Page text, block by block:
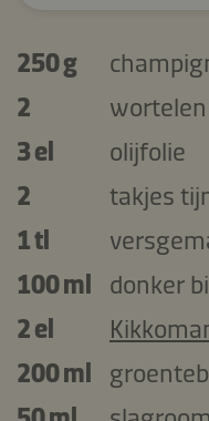
250 g
2
wortelen
3 el
olijfolie
2
takjes
1 tl
100 ml
donker
2 el
200 ml